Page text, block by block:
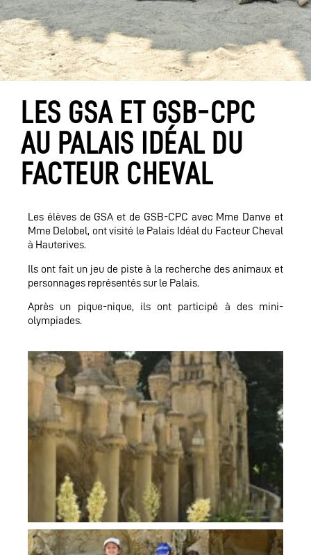
LES GSA ET GSB-CPC
AU PALAIS IDÉAL DU
FACTEUR CHEVAL
Les élèves de GSA et de GSB-CPC avec Mme Danve et
Mme Delobel, ont visité le Palais Idéal du Facteur Cheval
à Hauterives.
Ils ont fait un jeu de piste à la recherche des animaux et
personnages représentés sur le Palais.
Après un pique-nique, ils ont participé à des mini-
olympiades.